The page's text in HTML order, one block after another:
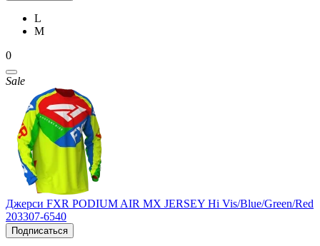
L
M
0
Sale
Джерси FXR PODIUM AIR MX JERSEY Hi Vis/Blue/Green/Red
203307-6540
Подписаться